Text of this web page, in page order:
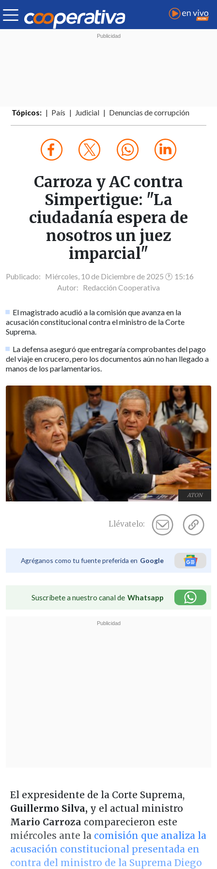
Tópicos: País Judicial Denuncias de corrupción
Carroza y AC contra
Simpertigue: "La
ciudadanía espera de
nosotros un juez
imparcial"
Publicado: Miércoles, 10 de Diciembre de 2025 🕐 15:16
Autor: Redacción Cooperativa
El magistrado acudió a la comisión que avanza en la
acusación constitucional contra el ministro de la Corte
Suprema.
La defensa aseguró que entregaría comprobantes del pago
del viaje en crucero, pero los documentos aún no han llegado a
manos de los parlamentarios.
ATON
Llévatelo:
Agréganos como tu fuente preferida en Google
Suscríbete a nuestro canal de Whatsapp
El expresidente de la Corte Suprema,
Guillermo Silva, y el actual ministro
Mario Carroza comparecieron este
miércoles ante la comisión que analiza la
acusación constitucional presentada en
contra del ministro de la Suprema Diego